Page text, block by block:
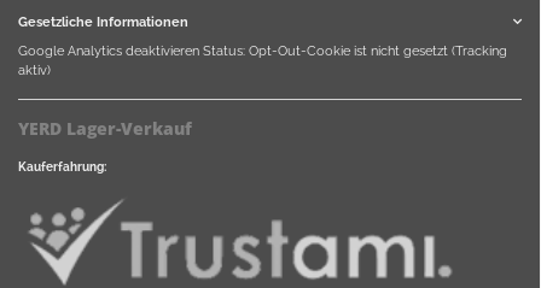
Gesetzliche Informationen
Google Analytics deaktivieren Status: Opt-Out-Cookie ist nicht gesetzt (Tracking
aktiv)
YERD Lager-Verkauf
Kauferfahrung: